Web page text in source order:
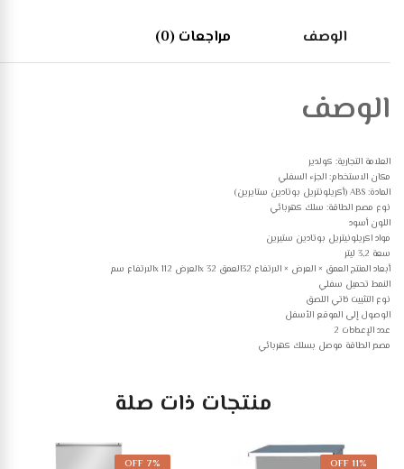
الوصف مراجعات (0)
الوصف
العلامة التجارية: كولدير
مكان الاستخدام: الجزء السفلي
المادة: ABS (أكريلونتريل بوتادين ستايرين)
نوع مصدر الطاقة: سلك كهربائي
اللون أسود
مواد اكريلونيتريل بوتادين ستيرين
سعة 3,2 ليتر
أبعاد المنتج العمق × العرض × الارتفاع 32العمق x 32العرض x 112الارتفاع سم
النمط تحميل سفلي
نوع التثبيت ذاتي اللصق
الوصول إلى الموقع الأسفل
عدد الإعدادات 2
مصدر الطاقة موصل بسلك كهربائي
منتجات ذات صلة
11% OFF
7% OFF